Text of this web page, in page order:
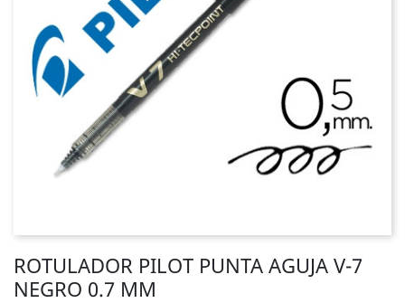
ROTULADOR PILOT PUNTA AGUJA V-7
NEGRO 0.7 MM